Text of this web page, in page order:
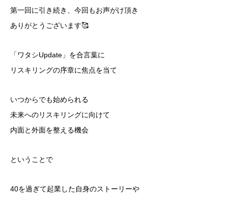
第一回に引き続き、今回もお声がけ頂き
ありがとうございます🥰
「ワタシUpdate」を合言葉に
リスキリングの序章に焦点を当て
いつからでも始められる
未来へのリスキリングに向けて
内面と外面を整える機会
ということで
40を過ぎて起業した自身のストーリーや